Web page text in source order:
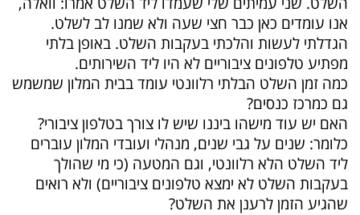
אנו עומדים כאן כבר חצי שעה ולא שמנו לב לשלט.
הגדלתי לעשות והלכתי בעקבות השלט. באופן בלתי
מפתיע טלפונים ציבוריים לא היו ליד השירותים.
כמה זמן השלט הבלתי רלוונטי עומד בבית המלון שמשמש
גם כמרכז כנסים?
האם יש עוד מישהו ביננו שיש לו צורך בטלפון ציבורי?
כלומר: שנים על גבי שנים, מנהלי ועובדי המלון עוברים
ליד השלט הלא רלוונטי, וגם המטעה (כי מי שהולך
בעקבות השלט לא ימצא טלפונים ציבוריים) ולא רואים
שהגיע הזמן לרענן את השלט?